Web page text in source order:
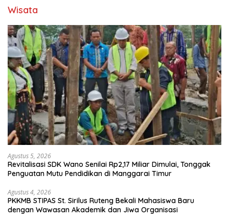
Wisata
Agustus 5, 2026
Revitalisasi SDK Wano Senilai Rp2,17 Miliar Dimulai, Tonggak
Penguatan Mutu Pendidikan di Manggarai Timur
Agustus 4, 2026
PKKMB STIPAS St. Sirilus Ruteng Bekali Mahasiswa Baru
dengan Wawasan Akademik dan Jiwa Organisasi